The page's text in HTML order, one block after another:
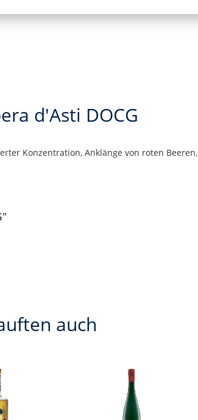
d'Asti DOCG
Konzentration, Anklänge von roten Beeren,
auch